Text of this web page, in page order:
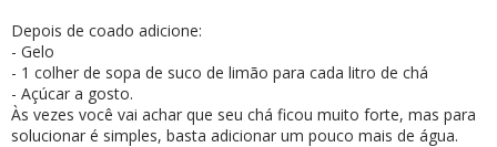
Depois de coado adicione:
- Gelo
- 1 colher de sopa de suco de limão para cada litro de chá
- Açúcar a gosto.
Às vezes você vai achar que seu chá ficou muito forte, mas para
solucionar é simples, basta adicionar um pouco mais de água.